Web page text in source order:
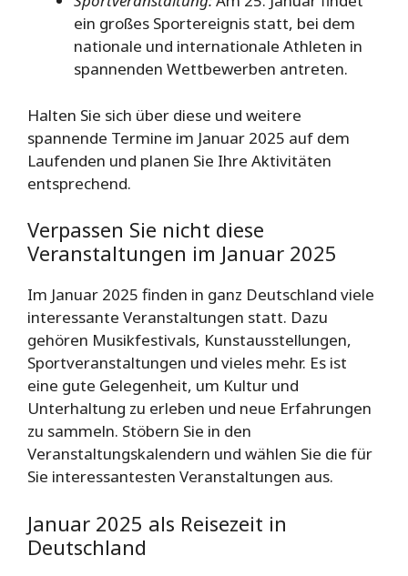
ein großes Sportereignis statt, bei dem
nationale und internationale Athleten in
spannenden Wettbewerben antreten.
Halten Sie sich über diese und weitere
spannende Termine im Januar 2025 auf dem
Laufenden und planen Sie Ihre Aktivitäten
entsprechend.
Verpassen Sie nicht diese
Veranstaltungen im Januar 2025
Im Januar 2025 finden in ganz Deutschland viele
interessante Veranstaltungen statt. Dazu
gehören Musikfestivals, Kunstausstellungen,
Sportveranstaltungen und vieles mehr. Es ist
eine gute Gelegenheit, um Kultur und
Unterhaltung zu erleben und neue Erfahrungen
zu sammeln. Stöbern Sie in den
Veranstaltungskalendern und wählen Sie die für
Sie interessantesten Veranstaltungen aus.
Januar 2025 als Reisezeit in
Deutschland